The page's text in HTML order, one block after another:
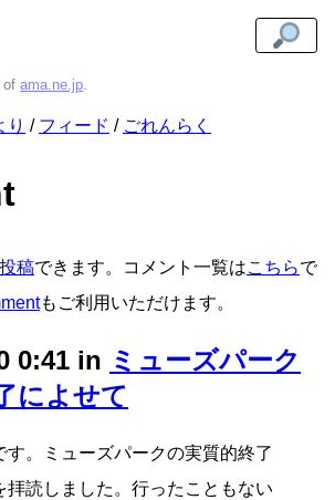
of ama.ne.jp.
り フィード ごれんらく
稿できます。コメント一覧はこちらで
もご利用いただけます。
0:41 in ミューズパーク
によせて
す。ミューズパークの実質的終了
拝読しました。行ったこともない